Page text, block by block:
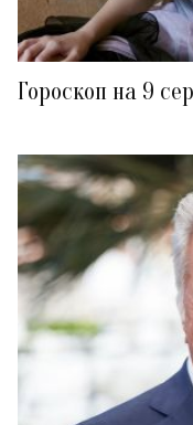
Гороскоп на 9